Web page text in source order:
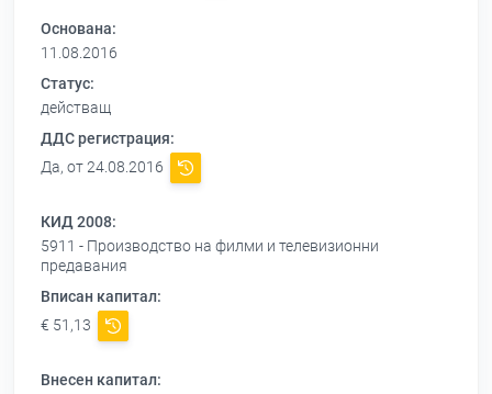
Основана:
11.08.2016
Статус:
действащ
ДДС регистрация:
Да, от 24.08.2016
КИД 2008:
5911 - Производство на филми и телевизионни
предавания
Вписан капитал:
€ 51,13
Внесен капитал: